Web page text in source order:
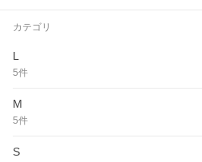
カテゴリ
L
5件
M
5件
S